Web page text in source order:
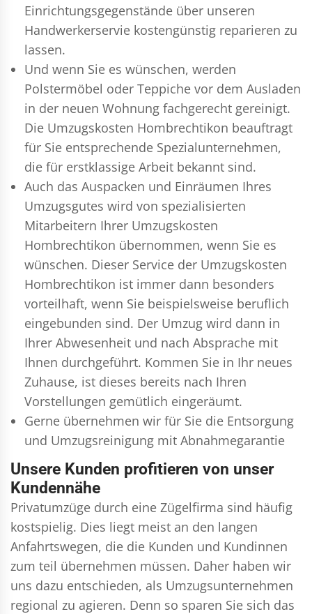
Einrichtungsgegenstände über unseren
Handwerkerservie kostengünstig reparieren zu
lassen.
Und wenn Sie es wünschen, werden
Polstermöbel oder Teppiche vor dem Ausladen
in der neuen Wohnung fachgerecht gereinigt.
Die Umzugskosten Hombrechtikon beauftragt
für Sie entsprechende Spezialunternehmen,
die für erstklassige Arbeit bekannt sind.
Auch das Auspacken und Einräumen Ihres
Umzugsgutes wird von spezialisierten
Mitarbeitern Ihrer Umzugskosten
Hombrechtikon übernommen, wenn Sie es
wünschen. Dieser Service der Umzugskosten
Hombrechtikon ist immer dann besonders
vorteilhaft, wenn Sie beispielsweise beruflich
eingebunden sind. Der Umzug wird dann in
Ihrer Abwesenheit und nach Absprache mit
Ihnen durchgeführt. Kommen Sie in Ihr neues
Zuhause, ist dieses bereits nach Ihren
Vorstellungen gemütlich eingeräumt.
Gerne übernehmen wir für Sie die Entsorgung
und Umzugsreinigung mit Abnahmegarantie
Unsere Kunden profitieren von unser
Kundennähe
Privatumzüge durch eine Zügelfirma sind häufig
kostspielig. Dies liegt meist an den langen
Anfahrtswegen, die die Kunden und Kundinnen
zum teil übernehmen müssen. Daher haben wir
uns dazu entschieden, als Umzugsunternehmen
regional zu agieren. Denn so sparen Sie sich das